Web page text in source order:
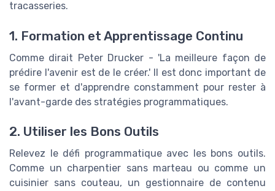
tracasseries.
1. Formation et Apprentissage Continu
Comme dirait Peter Drucker - 'La meilleure façon de
prédire l'avenir est de le créer.' Il est donc important de
se former et d'apprendre constamment pour rester à
l'avant-garde des stratégies programmatiques.
2. Utiliser les Bons Outils
Relevez le défi programmatique avec les bons outils.
Comme un charpentier sans marteau ou comme un
cuisinier sans couteau, un gestionnaire de contenu